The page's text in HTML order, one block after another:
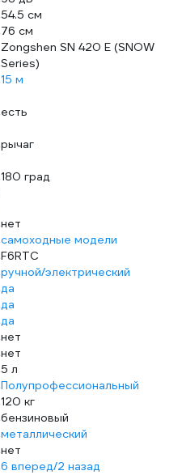
54.5 см
76 см
Zongshen SN 420 E (SNOW
Series)
15 м
есть
рычаг
180 град
нет
самоходные модели
F6RTC
ручной/электрический
да
да
да
нет
нет
5 л
Полупрофессиональный
120 кг
бензиновый
металлический
нет
6 вперед/2 назад